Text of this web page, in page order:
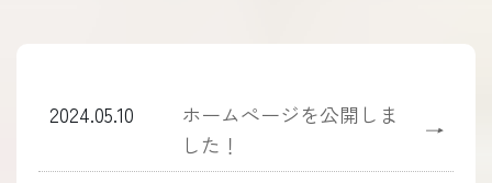
2024.05.10
ホームぺージを公開しま
した！
→